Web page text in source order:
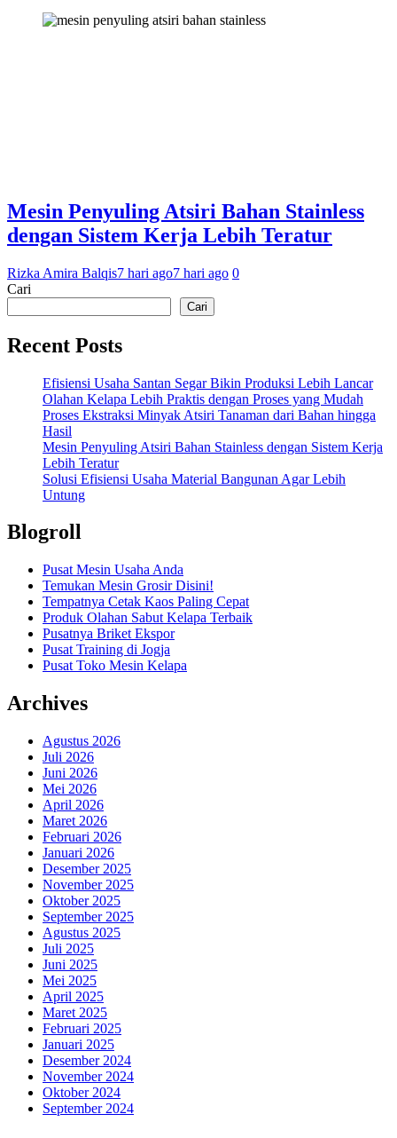
Mesin Penyuling Atsiri Bahan Stainless
dengan Sistem Kerja Lebih Teratur
Rizka Amira Balqis7 hari ago7 hari ago 0
Cari
Cari
Recent Posts
Efisiensi Usaha Santan Segar Bikin Produksi Lebih Lancar
Olahan Kelapa Lebih Praktis dengan Proses yang Mudah
Proses Ekstraksi Minyak Atsiri Tanaman dari Bahan hingga
Hasil
Mesin Penyuling Atsiri Bahan Stainless dengan Sistem Kerja
Lebih Teratur
Solusi Efisiensi Usaha Material Bangunan Agar Lebih
Untung
Blogroll
Pusat Mesin Usaha Anda
Temukan Mesin Grosir Disini!
Tempatnya Cetak Kaos Paling Cepat
Produk Olahan Sabut Kelapa Terbaik
Pusatnya Briket Ekspor
Pusat Training di Jogja
Pusat Toko Mesin Kelapa
Archives
Agustus 2026
Juli 2026
Juni 2026
Mei 2026
April 2026
Maret 2026
Februari 2026
Januari 2026
Desember 2025
November 2025
Oktober 2025
September 2025
Agustus 2025
Juli 2025
Juni 2025
Mei 2025
April 2025
Maret 2025
Februari 2025
Januari 2025
Desember 2024
November 2024
Oktober 2024
September 2024